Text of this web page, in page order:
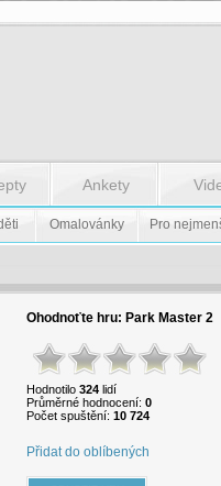
Ankety
Omalovánky Pro
Ohodnoťte hru: Park Master 2
Hodnotilo 324 lidí
Průměrné hodnocení: 0
Počet spuštění: 10 724
Přidat do oblíbených